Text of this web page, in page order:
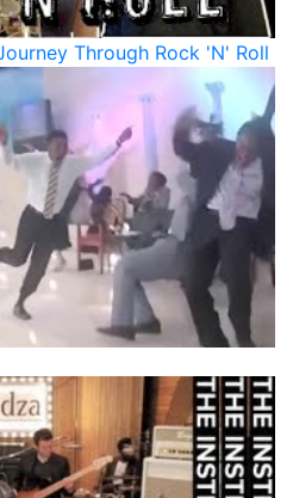
Through Rock 'N' Roll